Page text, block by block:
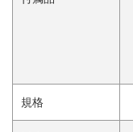
規格